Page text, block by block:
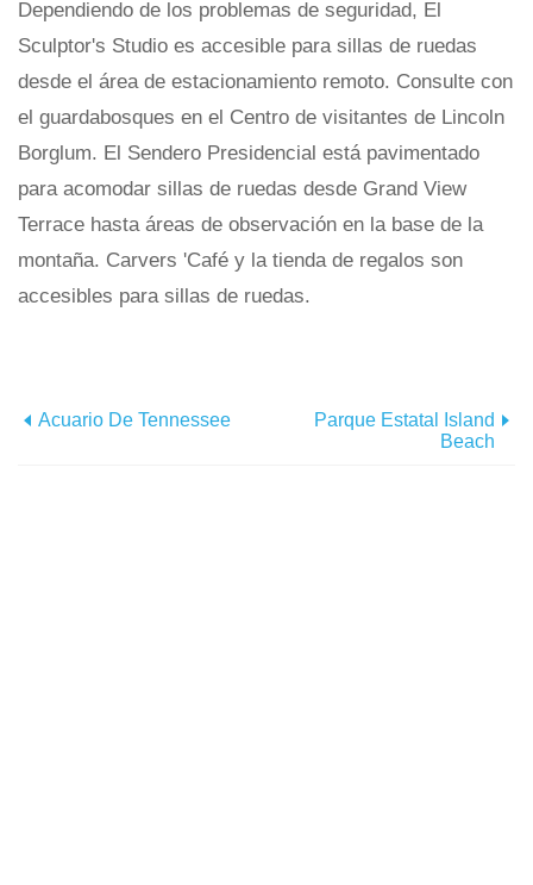
Dependiendo de los problemas de seguridad, El
Sculptor's Studio es accesible para sillas de ruedas
desde el área de estacionamiento remoto. Consulte con
el guardabosques en el Centro de visitantes de Lincoln
Borglum. El Sendero Presidencial está pavimentado
para acomodar sillas de ruedas desde Grand View
Terrace hasta áreas de observación en la base de la
montaña. Carvers 'Café y la tienda de regalos son
accesibles para sillas de ruedas.
Acuario De Tennessee
Parque Estatal Island
Beach